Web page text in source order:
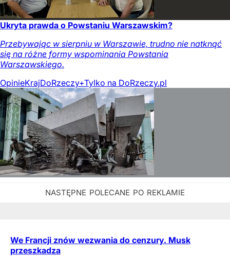
Ukryta prawda o Powstaniu Warszawskim?
Przebywając w sierpniu w Warszawie, trudno nie natknąć
się na różne formy wspominania Powstania
Warszawskiego.
OpinieKrajDoRzeczy+Tylko na DoRzeczy.pl
We Francji znów wezwania do cenzury. Musk
przeszkadza